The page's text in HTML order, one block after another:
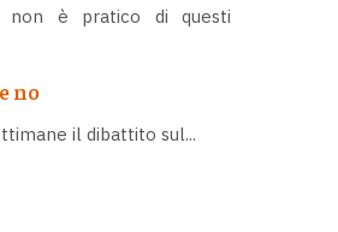
non è pratico di questi
no
il dibattito sul...